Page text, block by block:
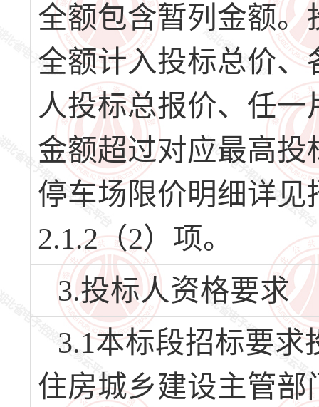
全额包含暂列金额
全额计入投标总价
人投标总报价、任
金额超过对应最高
停车场限价明细详
2.1.2（2）项。
3.投标人资格要求
3.1本标段招标要求
住房城乡建设主管